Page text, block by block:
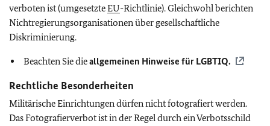
verboten ist (umgesetzteEU-Richtlinie). Gleichwohl berichten
Nichtregierungsorganisationen über gesellschaftliche
Diskriminierung.
Beachten Sie dieallgemeinen Hinweise für LGBTIQ.
Rechtliche Besonderheiten
Militärische Einrichtungen dürfen nicht fotografiert werden.
Das Fotografierverbot ist in der Regel durch ein Verbotsschild